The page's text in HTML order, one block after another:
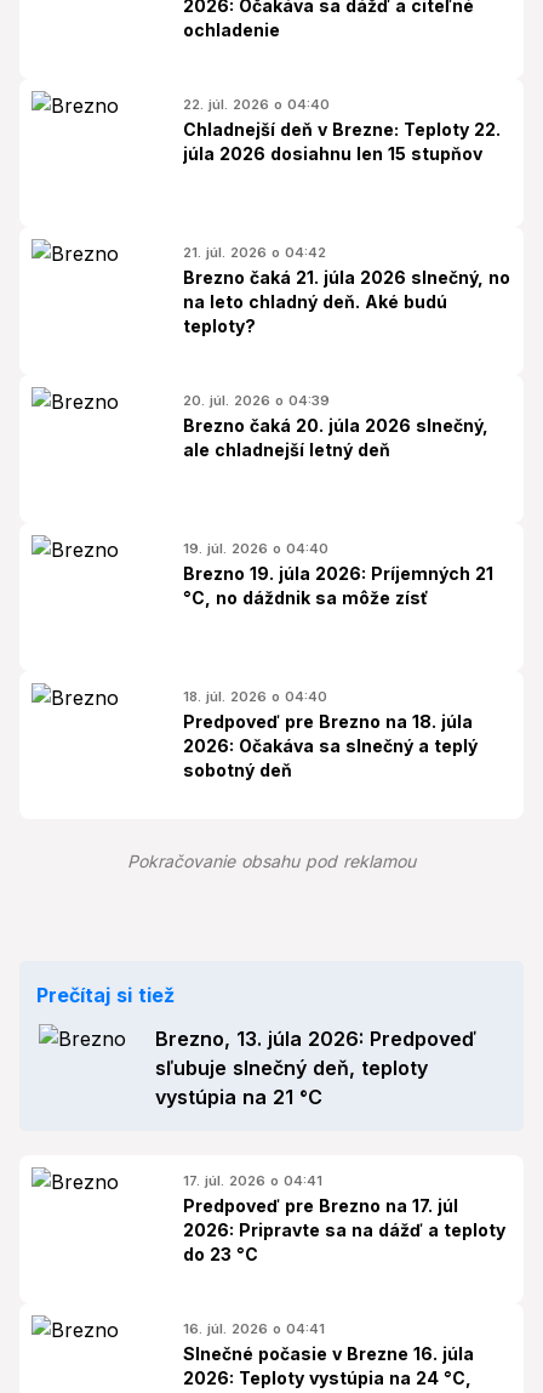
2026: Očakáva sa dážď a citeľné
ochladenie
22. júl. 2026 o 04:40
Chladnejší deň v Brezne: Teploty 22.
júla 2026 dosiahnu len 15 stupňov
21. júl. 2026 o 04:42
Brezno čaká 21. júla 2026 slnečný, no
na leto chladný deň. Aké budú
teploty?
20. júl. 2026 o 04:39
Brezno čaká 20. júla 2026 slnečný,
ale chladnejší letný deň
19. júl. 2026 o 04:40
Brezno 19. júla 2026: Príjemných 21
°C, no dáždnik sa môže zísť
18. júl. 2026 o 04:40
Predpoveď pre Brezno na 18. júla
2026: Očakáva sa slnečný a teplý
sobotný deň
Pokračovanie obsahu pod reklamou
Prečítaj si tiež
Brezno, 13. júla 2026: Predpoveď
sľubuje slnečný deň, teploty
vystúpia na 21 °C
17. júl. 2026 o 04:41
Predpoveď pre Brezno na 17. júl
2026: Pripravte sa na dážď a teploty
do 23 °C
16. júl. 2026 o 04:41
Slnečné počasie v Brezne 16. júla
2026: Teploty vystúpia na 24 °C,